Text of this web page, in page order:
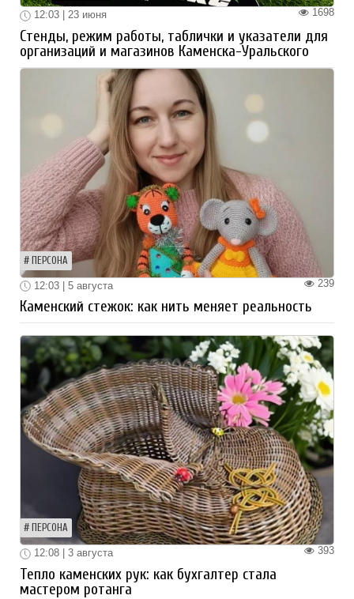
1698
12:03 | 23 июня
Стенды, режим работы, таблички и указатели для
организаций и магазинов Каменска-Уральского
ПЕРСОНА
239
12:03 | 5 августа
Каменский стежок: как нить меняет реальность
ПЕРСОНА
393
12:08 | 3 августа
Тепло каменских рук: как бухгалтер стала
мастером ротанга